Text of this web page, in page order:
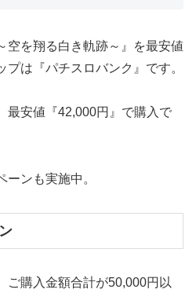
空を翔る白き軌跡～』を最安値
は『パチスロバンク』です。
最安値『42,000円』で購入で
ーンも実施中。
ご購入金額合計が50,000円以